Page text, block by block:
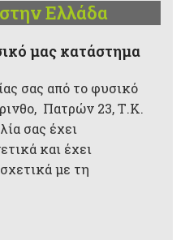
Ελλάδα
μας κατάστημα
σας από το φυσικό
Πατρών 23, Τ.Κ.
σας έχει
και έχει
με τη